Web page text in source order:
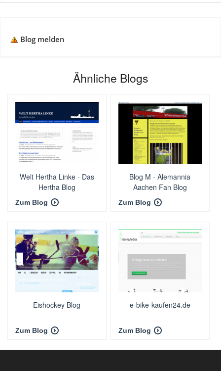
Blog melden
Ähnliche Blogs
Welt Hertha Linke - Das
Hertha Blog
Zum Blog
Blog M - Alemannia
Aachen Fan Blog
Zum Blog
Eishockey Blog
Zum Blog
e-bike-kaufen24.de
Zum Blog